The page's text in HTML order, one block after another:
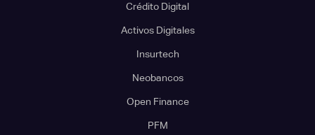
Crédito Digital
Activos Digitales
Insurtech
Neobancos
Open Finance
PFM